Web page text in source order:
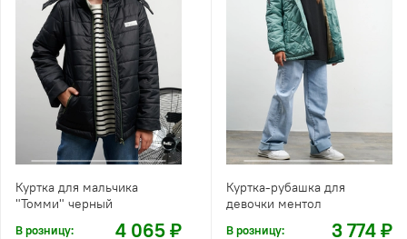
Куртка для мальчика
"Томми" черный
В розницу: 4 065 ₽
Куртка-рубашка для
девочки ментол
В розницу: 3 774 ₽